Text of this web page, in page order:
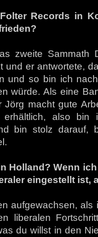
Records in
zweite Sammath
und er antwortete,
und so bin ich
würde. Als eine
Jörg macht gute
erhältlich, also
bin stolz
Holland? Wenn
eingestellt ist,
aufgewachsen,
liberalen
du willst in den